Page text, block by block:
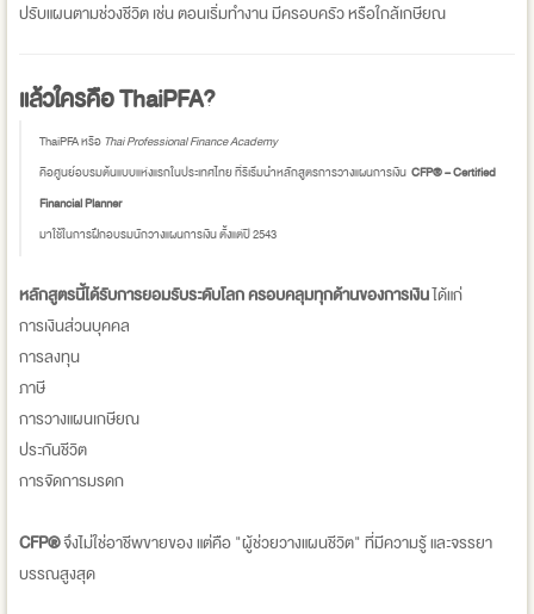
ปรับแผนตามช่วงชีวิต เช่น ตอนเริ่มทำงาน มีครอบครัว หรือใกล้เกษียณ
แล้วใครคือ ThaiPFA?
ThaiPFA หรือThai Professional Finance Academy
คือศูนย์อบรมต้นแบบแห่งแรกในประเทศไทย ที่ริเริ่มนำหลักสูตรการวางแผนการเงิน CFP® – Certified
Financial Planner
มาใช้ในการฝึกอบรมนักวางแผนการเงิน ตั้งแต่ปี 2543
หลักสูตรนี้ได้รับการยอมรับระดับโลก ครอบคลุมทุกด้านของการเงินได้แก่
การเงินส่วนบุคคล
การลงทุน
ภาษี
การวางแผนเกษียณ
ประกันชีวิต
การจัดการมรดก
CFP®จึงไม่ใช่อาชีพขายของ แต่คือ "ผู้ช่วยวางแผนชีวิต" ที่มีความรู้ และจรรยา
บรรณสูงสุด